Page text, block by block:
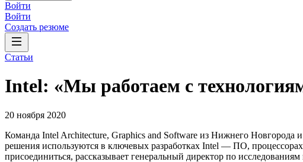
Войти
Войти
Создать резюме
Статьи
Intel: «Мы работаем с
20 ноября 2020
Команда Intel Architecture, Graphics and Software из Нижнего Новгорода
решения используются в ключевых разработках Intel — ПО,
присоединиться, рассказывает генеральный директор по исследованиям